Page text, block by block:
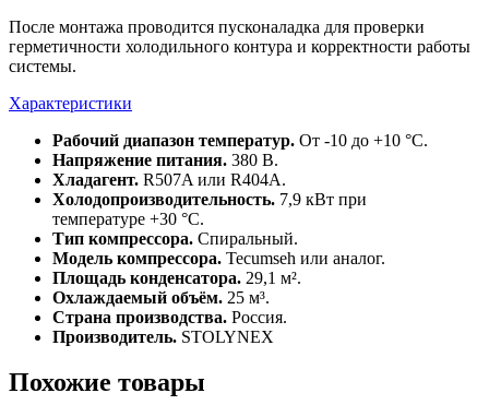
После монтажа проводится пусконаладка для проверки
герметичности холодильного контура и корректности работы
системы.
Характеристики
Рабочий диапазон температур. От -10 до +10 °C.
Напряжение питания. 380 В.
Хладагент. R507A или R404A.
Холодопроизводительность. 7,9 кВт при
температуре +30 °C.
Тип компрессора. Спиральный.
Модель компрессора. Tecumseh или аналог.
Площадь конденсатора. 29,1 м².
Охлаждаемый объём. 25 м³.
Страна производства. Россия.
Производитель. STOLYNEX
Похожие товары